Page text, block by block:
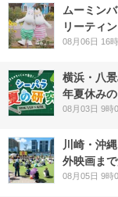
ムーミン
リーティ
08月06日 16
横浜・八
年夏休み
08月03日 9時
川崎・沖
外映画ま
08月05日 9時